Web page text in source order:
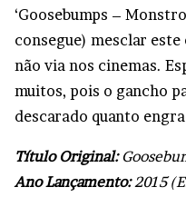
‘Goosebumps –
consegue) mesclar
não via nos cinemas.
muitos, pois o gancho
descarado quanto
Título Original:
Ano Lançamento:2015